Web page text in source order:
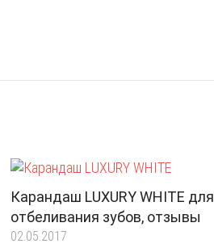
Карандаш LUXURY WHITE для
отбеливания зубов, отзывы
02.05.2017